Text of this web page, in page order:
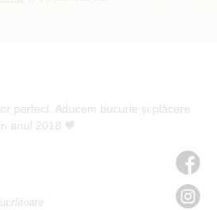
perfect. Aducem bucurie și plăcere
anul 2018 🧡